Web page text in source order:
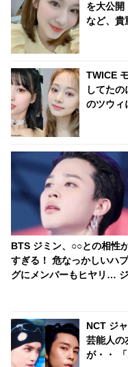
を大公開
など、貴
TWICE
してた
のツウィ
BTS ジミン、○○との相性
すぎる！ 危なっかしいハ
グにメンバーもヒヤリ…
たジミンのアノ行動にファ
っくり
NCT ジ
芸能人の
が・・